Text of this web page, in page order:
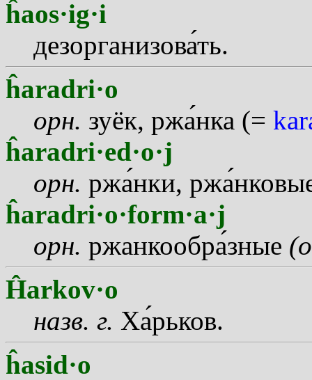
ĥaos·ig·i
дезорганизовать.
ĥaradri·o
орн. зуёк, ржанка (=
ĥaradri·ed·o·j
орн. ржанки, ржа
ĥaradri·o·form·a·j
орн. ржанкообразные
Ĥarkov·o
назв. г. Харьков.
ĥasid·o